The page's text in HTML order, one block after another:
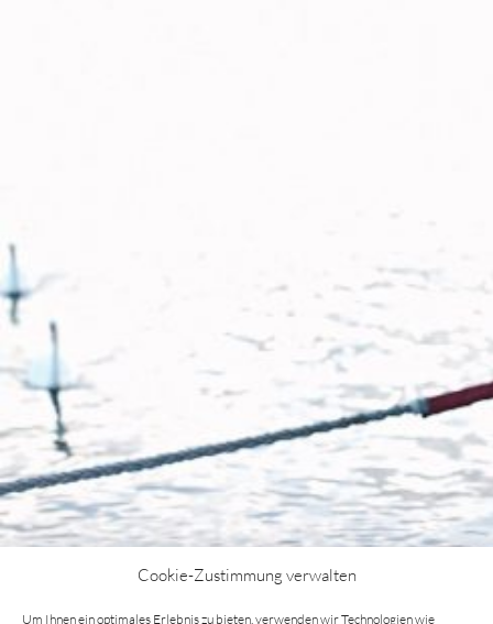
Cookie-Zustimmung verwalten
Um Ihnen ein optimales Erlebnis zu bieten, verwenden wir Technologien wie